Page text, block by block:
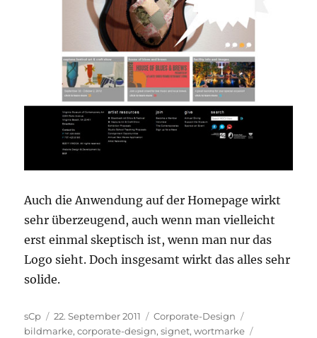
Auch die Anwendung auf der Homepage wirkt
sehr überzeugend, auch wenn man vielleicht
erst einmal skeptisch ist, wenn man nur das
Logo sieht. Doch insgesamt wirkt das alles sehr
solide.
Autor
sCp
Veröffentlicht
am
22. September 2011 Kategorien
Corporate-Design
bildmarke,corporate-design,signet,wortmarke